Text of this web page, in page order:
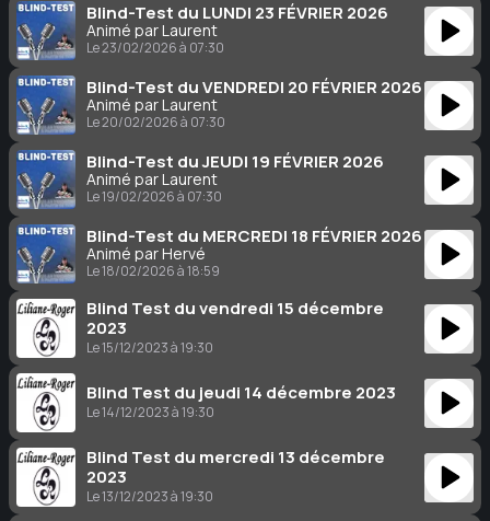
Blind-Test du LUNDI 23 FÉVRIER 2026
Animé par Laurent
Le 23/02/2026 à 07:30
Blind-Test du VENDREDI 20 FÉVRIER 2026
Animé par Laurent
Le 20/02/2026 à 07:30
Blind-Test du JEUDI 19 FÉVRIER 2026
Animé par Laurent
Le 19/02/2026 à 07:30
Blind-Test du MERCREDI 18 FÉVRIER 2026
Animé par Hervé
Le 18/02/2026 à 18:59
Blind Test du vendredi 15 décembre
2023
Le 15/12/2023 à 19:30
Blind Test du jeudi 14 décembre 2023
Le 14/12/2023 à 19:30
Blind Test du mercredi 13 décembre
2023
Le 13/12/2023 à 19:30